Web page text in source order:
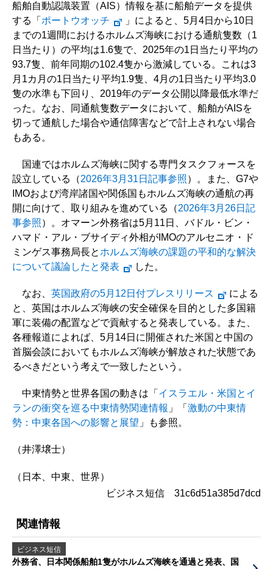
船舶自動認識装置（AIS）情報を基に船舶データを提供
する「 ポートウオッチ
」によると、5月4日から10日
までの1週間におけるホルムズ海峡における通航隻数（1
日当たり）の平均は1.6隻で、2025年の1日当たり平均の
93.7隻、前年同期の102.4隻から激減している。これは3
月1カ月の1日当たり平均1.9隻、4月の1日当たり平均3.0
隻の水準も下回り、2019年のデータ公開以降最低水準だ
った。なお、同通航隻数データにおいて、船舶がAISを
切って通航した場合や通信障害などで計上されない場合
もある。
国連ではホルムズ海峡に関する専門タスクフォースを
設立している（2026年3月31日記事参照）。また、G7や
IMOおよび湾岸諸国や関係国もホルムズ海峡の通航の再
開に向けて、取り組みを進めている（2026年3月26日記
事参照）。オマーン外務省は5月11日、バドル・ビン・
ハマド・アル・ブサイディ外相がIMOのアルセニオ・ド
ミンゲス事務局長と ホルムズ海峡の課題の平和的な解決
について議論したと発表
した。
なお、 英国政府の5月12日付プレスリリース
による
と、英国はホルムズ海峡の安全確保を目的とした多国籍
軍に装備の配置などで貢献すると発表している。また、
各種報道によれば、5月14日に開催された米国と中国の
首脳会談においてもホルムズ海峡が解放された状態であ
るべきだという考えで一致したという。
中東情勢と世界各国の動きは「 イスラエル・米国とイ
ランの衝突を巡る中東情勢関連情報 」「 激動の中東情
勢：中東各国への影響と展望 」も参照。
（井澤壌士）
（日本、中東、世界）
ビジネス短信 31c6d51a385d7dcd
関連情報
ビジネス短信
外務省、日本関係船舶1隻がホルムズ海峡を通過と発表、国